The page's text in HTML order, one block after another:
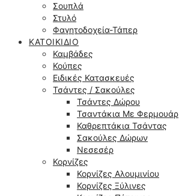
Σουπλά
Στυλό
Φαγητοδοχεία-Τάπερ
ΚΑΤΟΙΚΊΔΙΟ
Καμβάδες
Κούπες
Ειδικές Κατασκευές
Τσάντες / Σακούλες
Τσάντες Δώρου
Τσαντάκια Με Φερμουάρ
Καθρεπτάκια Τσάντας
Σακούλες Δώρων
Νεσεσέρ
Κορνίζες
Κορνίζες Αλουμινίου
Κορνίζες Ξύλινες